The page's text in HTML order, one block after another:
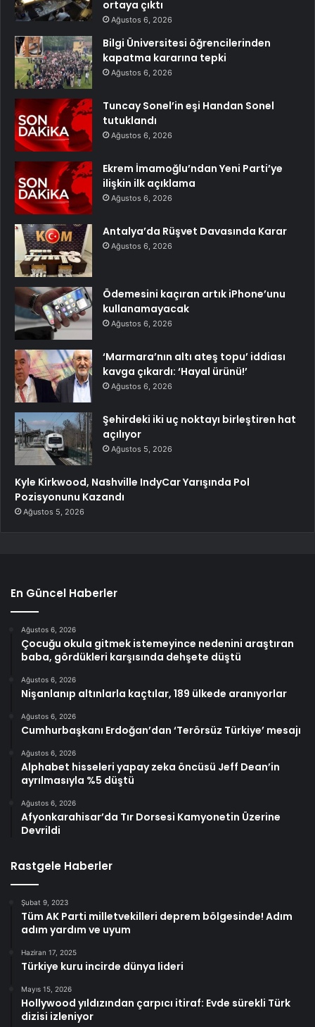
ortaya çıktı
Ağustos 6, 2026
Bilgi Üniversitesi öğrencilerinden
kapatma kararına tepki
Ağustos 6, 2026
Tuncay Sonel’in eşi Handan Sonel
tutuklandı
Ağustos 6, 2026
Ekrem İmamoğlu’ndan Yeni Parti’ye
ilişkin ilk açıklama
Ağustos 6, 2026
Antalya’da Rüşvet Davasında Karar
Ağustos 6, 2026
Ödemesini kaçıran artık iPhone’unu
kullanamayacak
Ağustos 6, 2026
‘Marmara’nın altı ateş topu’ iddiası
kavga çıkardı: ‘Hayal ürünü!’
Ağustos 6, 2026
Şehirdeki iki uç noktayı birleştiren hat
açılıyor
Ağustos 5, 2026
Kyle Kirkwood, Nashville IndyCar Yarışında Pol
Pozisyonunu Kazandı
Ağustos 5, 2026
En Güncel Haberler
Ağustos 6, 2026
Çocuğu okula gitmek istemeyince nedenini araştıran
baba, gördükleri karşısında dehşete düştü
Ağustos 6, 2026
Nişanlanıp altınlarla kaçtılar, 189 ülkede aranıyorlar
Ağustos 6, 2026
Cumhurbaşkanı Erdoğan’dan ‘Terörsüz Türkiye’ mesajı
Ağustos 6, 2026
Alphabet hisseleri yapay zeka öncüsü Jeff Dean’in
ayrılmasıyla %5 düştü
Ağustos 6, 2026
Afyonkarahisar’da Tır Dorsesi Kamyonetin Üzerine
Devrildi
Rastgele Haberler
Şubat 9, 2023
Tüm AK Parti milletvekilleri deprem bölgesinde! Adım
adım yardım ve uyum
Haziran 17, 2025
Türkiye kuru incirde dünya lideri
Mayıs 15, 2026
Hollywood yıldızından çarpıcı itiraf: Evde sürekli Türk
dizisi izleniyor